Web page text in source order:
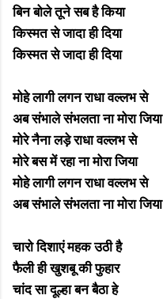
बिन बोले तूने सब है किया
किस्मत से जादा ही दिया
किस्मत से जादा ही दिया
मोहे लागी लगन राधा वल्लभ से
अब संभाले संभलता ना मोरा जिया
मोरे नैना लड़े राधा वल्लभ से
मोरे बस में रहा ना मोरा जिया
मोहे लागी लगन राधा वल्लभ से
अब संभाले संभलता ना मोरा जिया
चारो दिशाएं महक उठी है
फैली ही खुशबू की फुहार
चांद सा दूल्हा बन बैठा हे